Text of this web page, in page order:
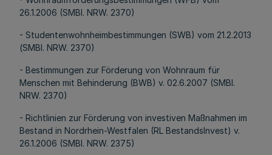
26.1.2006 (SMBl. NRW. 2370)
- Studentenwohnheimbestimmungen (SWB) vom 21.2.2013
(SMBl. NRW. 2370)
- Bestimmungen zur Förderung von Wohnraum für
Menschen mit Behinderung (BWB) v. 02.6.2007 (SMBl.
NRW. 2370)
- Richtlinien zur Förderung von investiven Maßnahmen im
Bestand in Nordrhein-Westfalen (RL BestandsInvest) v.
26.1.2006 (SMBl. NRW. 2375)